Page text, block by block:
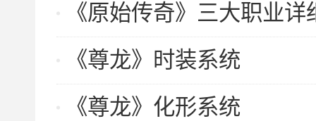
《原始传奇》三大职业详
《尊龙》时装系统
《尊龙》化形系统